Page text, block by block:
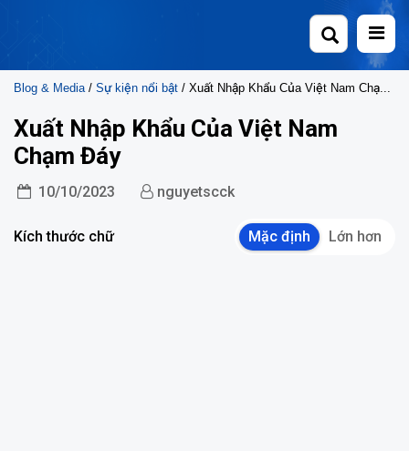
Blog & Media / Sự kiện nổi bật / Xuất Nhập Khẩu Của Việt Nam Chạm Đáy
Xuất Nhập Khẩu Của Việt Nam
Chạm Đáy
10/10/2023 nguyetscck
Kích thước chữ Mặc định Lớn hơn